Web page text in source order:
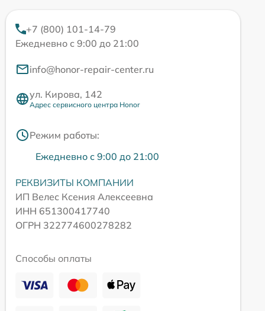
+7 (800) 101-14-79
Ежедневно с 9:00 до 21:00
info@honor-repair-center.ru
ул. Кирова, 142
Адрес сервисного центра Honor
Режим работы:
Ежедневно с 9:00 до 21:00
РЕКВИЗИТЫ КОМПАНИИ
ИП Велес Ксения Алексеевна
ИНН 651300417740
ОГРН 322774600278282
Способы оплаты